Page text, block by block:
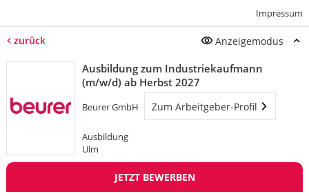
Impressum
zurück Anzeigemodus
Ausbildung zum Industriekaufmann
(m/w/d) ab Herbst 2027
Beurer GmbH Zum Arbeitgeber-Profil
Ausbildung
Ulm
JETZT BEWERBEN